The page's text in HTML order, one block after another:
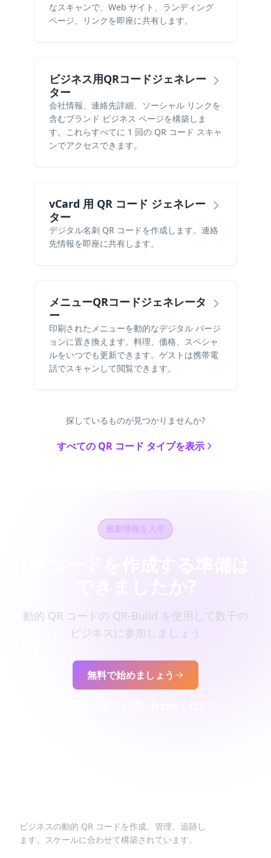
なスキャンで、Web サイト、ランディング
ページ、リンクを即座に共有します。
ビジネス用QRコードジェネレー
ター
会社情報、連絡先詳細、ソーシャル リンクを
含むブランド ビジネス ページを構築しま
す。これらすべてに 1 回の QR コード スキャ
ンでアクセスできます。
vCard 用 QR コード ジェネレー
ター
デジタル名刺 QR コードを作成します。連絡
先情報を即座に共有します。
メニューQRコードジェネレータ
ー
印刷されたメニューを動的なデジタル バージ
ョンに置き換えます。料理、価格、スペシャ
ルをいつでも更新できます。ゲストは携帯電
話でスキャンして閲覧できます。
探しているものが見つかりませんか?
すべての QR コード タイプを表示
最新情報を入手
動的 QR コードの QR-Build を使用して数千の
ビジネスに参加しましょう
無料で始めましょう
ビジネスの動的 QR コードを作成、管理、追跡し
ます。スケールに合わせて構築されています。